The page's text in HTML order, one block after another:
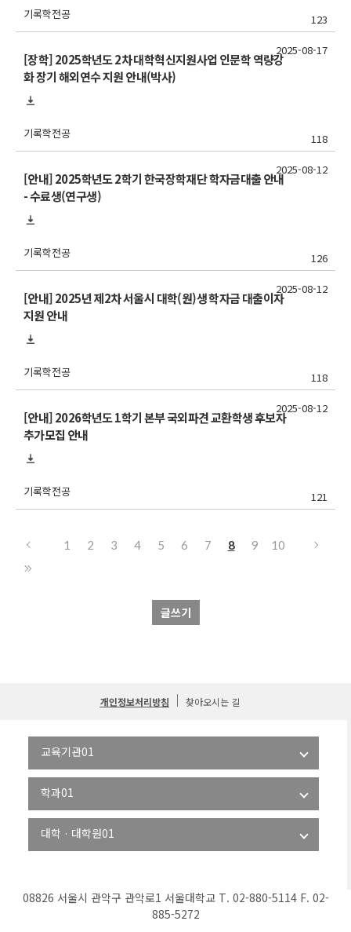
기록학전공 123
[장학] 2025학년도 2차 대학혁신지원사업 인문학 역량강
화 장기 해외연수 지원 안내(박사)
기록학전공 118
2025-08-17
[안내] 2025학년도 2학기 한국장학재단 학자금대출 안내
- 수료생(연구생)
기록학전공 126
2025-08-12
[안내] 2025년 제2차 서울시 대학(원)생 학자금 대출이자
지원 안내
기록학전공 118
2025-08-12
[안내] 2026학년도 1학기 본부 국외파견 교환학생 후보자
추가모집 안내
기록학전공 121
2025-08-12
1 2 3 4 5 6 7 8 9 10
글쓰기
개인정보처리방침 찾아오시는 길
08826 서울시 관악구 관악로1 서울대학교 T. 02-880-5114 F. 02-
885-5272